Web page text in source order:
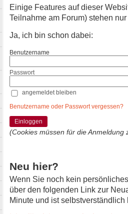
Einige Features auf dieser
Teilnahme am Forum) stehen
Ja, ich bin schon dabei:
Benutzername
Passwort
angemeldet bleiben
Benutzername oder Passwort vergessen?
Einloggen
(Cookies müssen für die Anmeldung
Neu hier?
Wenn Sie noch kein
über den folgenden Link zur
Minute und ist selbstverständlich